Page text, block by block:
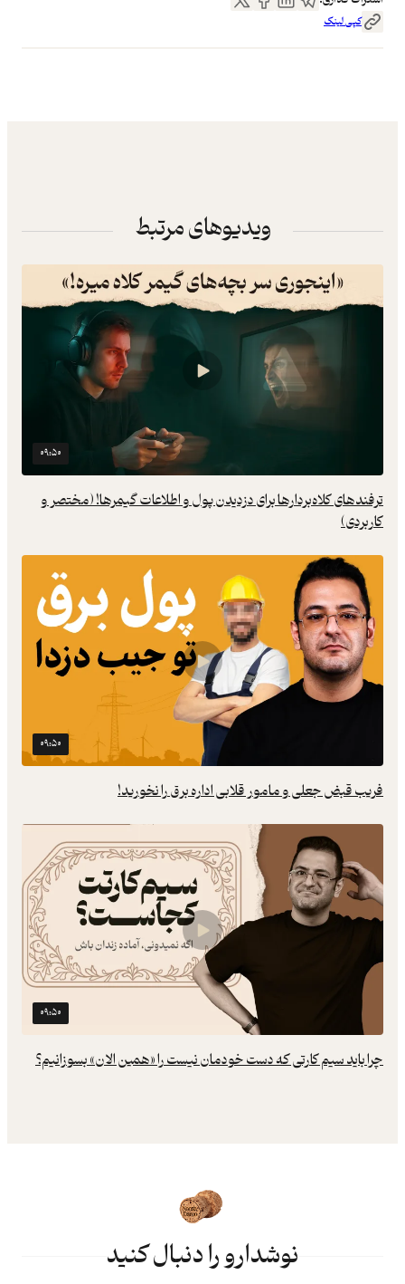
کپی لینک
ویدیوهای مرتبط
۰۹:۵۰
ترفندهای کلاه‌بردارها برای دزدیدن پول و اطلاعات گیمرها! (مختصر و
کاربردی)
۰۹:۵۰
فریب قبض جعلی و مامور قلابی اداره برق را نخورید!
۰۹:۵۰
چرا باید سیم کارتی که دست خودمان نیست را «همین الان» بسوزانیم؟
نوشدارو را دنبال کنید